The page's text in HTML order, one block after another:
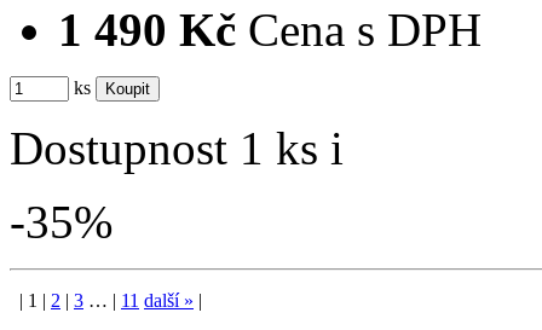
1 490 Kč Cena s DPH
ks
Dostupnost 1 ks i
-35%
| 1 | 2 | 3 … | 11 další» |